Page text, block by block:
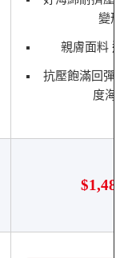
變形
親膚面料 透
抗壓飽滿回彈
度海綿
$1,482